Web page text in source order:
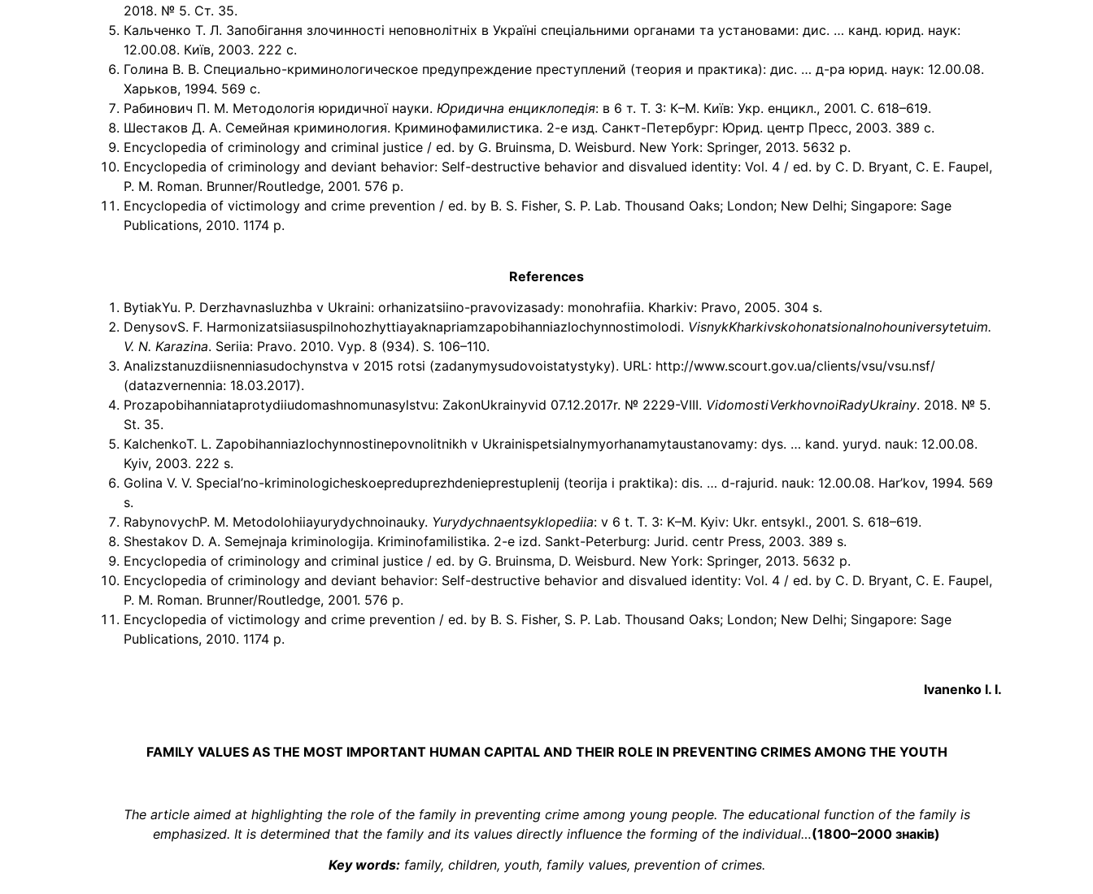
2018. № 5. Ст. 35.
Кальченко Т. Л. Запобігання злочинності неповнолітніх в Україні спеціальними органами та установами: дис. … канд. юрид. наук:
12.00.08. Київ, 2003. 222 с.
Голина В. В. Специально-криминологическое предупреждение преступлений (теория и практика): дис. … д-ра юрид. наук: 12.00.08.
Харьков, 1994. 569 с.
Рабинович П. М. Методологія юридичної науки. Юридична енциклопедія: в 6 т. Т. 3: К–М. Київ: Укр. енцикл., 2001. С. 618–619.
Шестаков Д. А. Семейная криминология. Криминофамилистика. 2-е изд. Санкт-Петербург: Юрид. центр Пресс, 2003. 389 c.
Encyclopedia of criminology and criminal justice / ed. by G. Bruinsma, D. Weisburd. New York: Springer, 2013. 5632 p.
Encyclopedia of criminology and deviant behavior: Self-destructive behavior and disvalued identity: Vol. 4 / ed. by C. D. Bryant, C. E. Faupel,
P. M. Roman. Brunner/Routledge, 2001. 576 p.
Encyclopedia of victimology and crime prevention / ed. by B. S. Fisher, S. P. Lab. Thousand Oaks; London; New Delhi; Singapore: Sage
Publications, 2010. 1174 p.
References
BytiakYu. P. Derzhavnasluzhba v Ukraini: orhanizatsiino-pravovizasady: monohrafiia. Kharkiv: Pravo, 2005. 304 s.
DenysovS. F. Harmonizatsiiasuspilnohozhyttiayaknapriamzapobihanniazlochynnostimolodi. VisnykKharkivskohonatsionalnohouniversytetuim.
V. N. Karazina. Seriia: Pravo. 2010. Vyp. 8 (934). S. 106–110.
Analizstanuzdiisnenniasudochynstva v 2015 rotsi (zadanymysudovoistatystyky). URL: http://www.scourt.gov.ua/clients/vsu/vsu.nsf/
(datazvernennia: 18.03.2017).
Prozapobihanniataprotydiiudomashnomunasylstvu: ZakonUkrainyvid 07.12.2017r. № 2229-VIII. VidomostiVerkhovnoiRadyUkrainy. 2018. № 5.
St. 35.
KalchenkoT. L. Zapobihanniazlochynnostinepovnolitnikh v Ukrainispetsialnymyorhanamytaustanovamy: dys. … kand. yuryd. nauk: 12.00.08.
Kyiv, 2003. 222 s.
Golina V. V. Special’no-kriminologicheskoepreduprezhdenieprestuplenij (teorija i praktika): dis. … d-rajurid. nauk: 12.00.08. Har’kov, 1994. 569
s.
RabynovychP. M. Metodolohiiayurydychnoinauky. Yurydychnaentsyklopediia: v 6 t. T. 3: K–M. Kyiv: Ukr. entsykl., 2001. S. 618–619.
Shestakov D. A. Semejnaja kriminologija. Kriminofamilistika. 2-e izd. Sankt-Peterburg: Jurid. centr Press, 2003. 389 s.
Encyclopedia of criminology and criminal justice / ed. by G. Bruinsma, D. Weisburd. New York: Springer, 2013. 5632 p.
Encyclopedia of criminology and deviant behavior: Self-destructive behavior and disvalued identity: Vol. 4 / ed. by C. D. Bryant, C. E. Faupel,
P. M. Roman. Brunner/Routledge, 2001. 576 p.
Encyclopedia of victimology and crime prevention / ed. by B. S. Fisher, S. P. Lab. Thousand Oaks; London; New Delhi; Singapore: Sage
Publications, 2010. 1174 p.
Іvanenko І. І.
FAMILY VALUES AS THE MOST IMPORTANT HUMAN CAPITAL AND THEIR ROLE IN PREVENTING CRIMES AMONG THE YOUTH
The article aimed at highlighting the role of the family in preventing crime among young people. The educational function of the family is
emphasized. It is determined that the family and its values directly influence the forming of the individual…(1800–2000 знаків)
Key words:family, children, youth, family values, prevention of crimes.